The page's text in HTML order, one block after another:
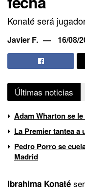
Konaté será
Javier F. 16/08/
Últimas noticias
Adam Wharton se
La Premier tantea a
Pedro Porro se
Madrid
Ibrahima Konaté